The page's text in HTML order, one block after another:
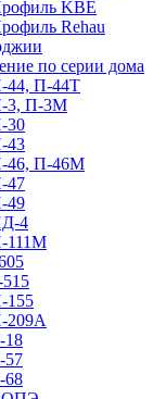
KBE
Rehau
по серии дома
44, П-44Т
3, П-3М
30
43
46, П-46М
47
49
4
111М
515
155
209А
18
57
68